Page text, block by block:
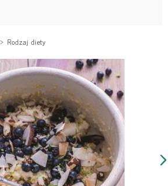
Rodzaj diety